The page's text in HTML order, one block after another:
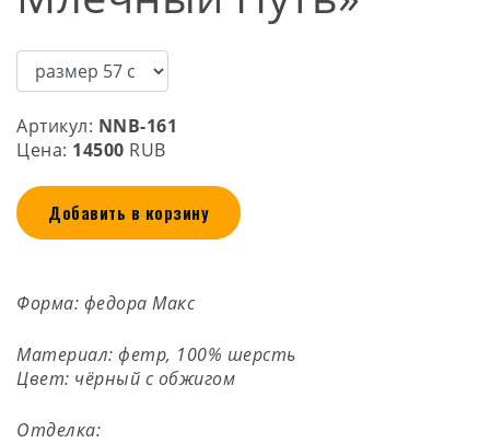
Артикул: NNB-161
Цена: 14500 RUB
Добавить в корзину
Форма: федора Макс
Материал: фетр, 100% шерсть
Цвет: чёрный с обжигом
Отделка: